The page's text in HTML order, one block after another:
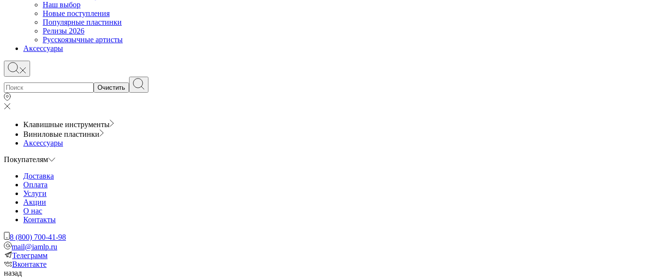
Наш выбор
Новые поступления
Популярные пластинки
Релизы 2026
Русскоязычные артисты
Аксессуары
Очистить
Клавишные инструменты
Виниловые пластинки
Аксессуары
Покупателям
Доставка
Оплата
Услуги
Акции
О нас
Контакты
8 (800) 700-41-98
mail@iamlp.ru
Телеграмм
Вконтакте
назад